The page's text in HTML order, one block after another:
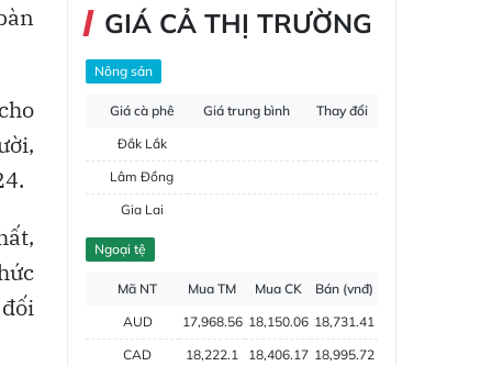
GIÁ CẢ THỊ TRƯỜNG
Nông sản
Giá cà phê Giá trung bình
Thay đổi
Đắk Lắk
Lâm Đồng
Gia Lai
Đắk Nông
Ngoại tệ
Mã NT Mua TM Mua CK
Bán (vnđ)
AUD
17,968.56 18,150.06 18,731.41
CAD
18,222.1 18,406.17 18,995.72